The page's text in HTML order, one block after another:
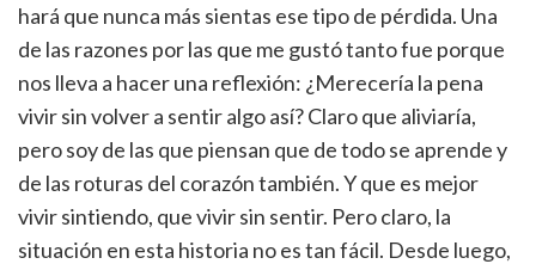
hará que nunca más sientas ese tipo de pérdida. Una
de las razones por las que me gustó tanto fue porque
nos lleva a hacer una reflexión: ¿Merecería la pena
vivir sin volver a sentir algo así? Claro que aliviaría,
pero soy de las que piensan que de todo se aprende y
de las roturas del corazón también. Y que es mejor
vivir sintiendo, que vivir sin sentir. Pero claro, la
situación en esta historia no es tan fácil. Desde luego,